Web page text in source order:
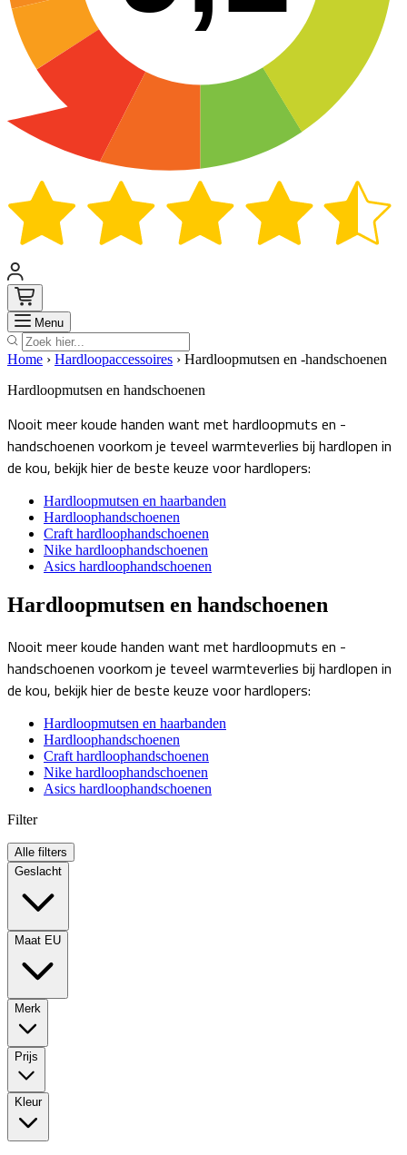
Menu Zoek
Home › Hardloopaccessoires › Hardloopmutsen en -handschoenen
Hardloopmutsen en handschoenen
Nooit meer koude handen want met hardloopmuts en -
handschoenen voorkom je teveel warmteverlies bij hardlopen in
de kou, bekijk hier de beste keuze voor hardlopers:
Hardloopmutsen en haarbanden
Hardloophandschoenen
Craft hardloophandschoenen
Nike hardloophandschoenen
Asics hardloophandschoenen
Hardloopmutsen en handschoenen
Nooit meer koude handen want met hardloopmuts en -
handschoenen voorkom je teveel warmteverlies bij hardlopen in
de kou, bekijk hier de beste keuze voor hardlopers:
Hardloopmutsen en haarbanden
Hardloophandschoenen
Craft hardloophandschoenen
Nike hardloophandschoenen
Asics hardloophandschoenen
Filter
Alle filters
Geslacht
Maat EU
Merk
Prijs
Kleur